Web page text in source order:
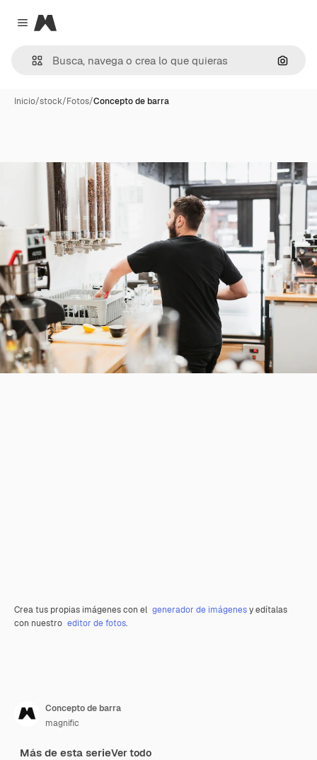
Close menu
Magnific
Inicio/stock/Fotos/Concepto de barra
Crea tus propias imágenes con el generador de imágenesy edítalas
con nuestro editor de fotos.
Concepto de barra
magnific
Más de esta serieVer todo